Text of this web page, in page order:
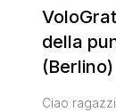
della
(Berlino)
Ciao